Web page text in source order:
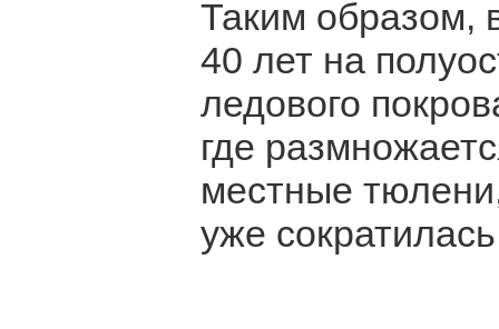
Таким образом,
40 лет на
ледового
где
местные
уже